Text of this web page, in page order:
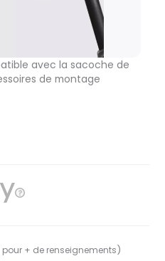
avec la sacoche de
de montage
+ de renseignements)